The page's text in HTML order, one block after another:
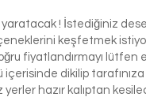
! İstediğiniz
keşfetmek
fiyatlandırmayı lütfen
dikilip
hazır kalıptan